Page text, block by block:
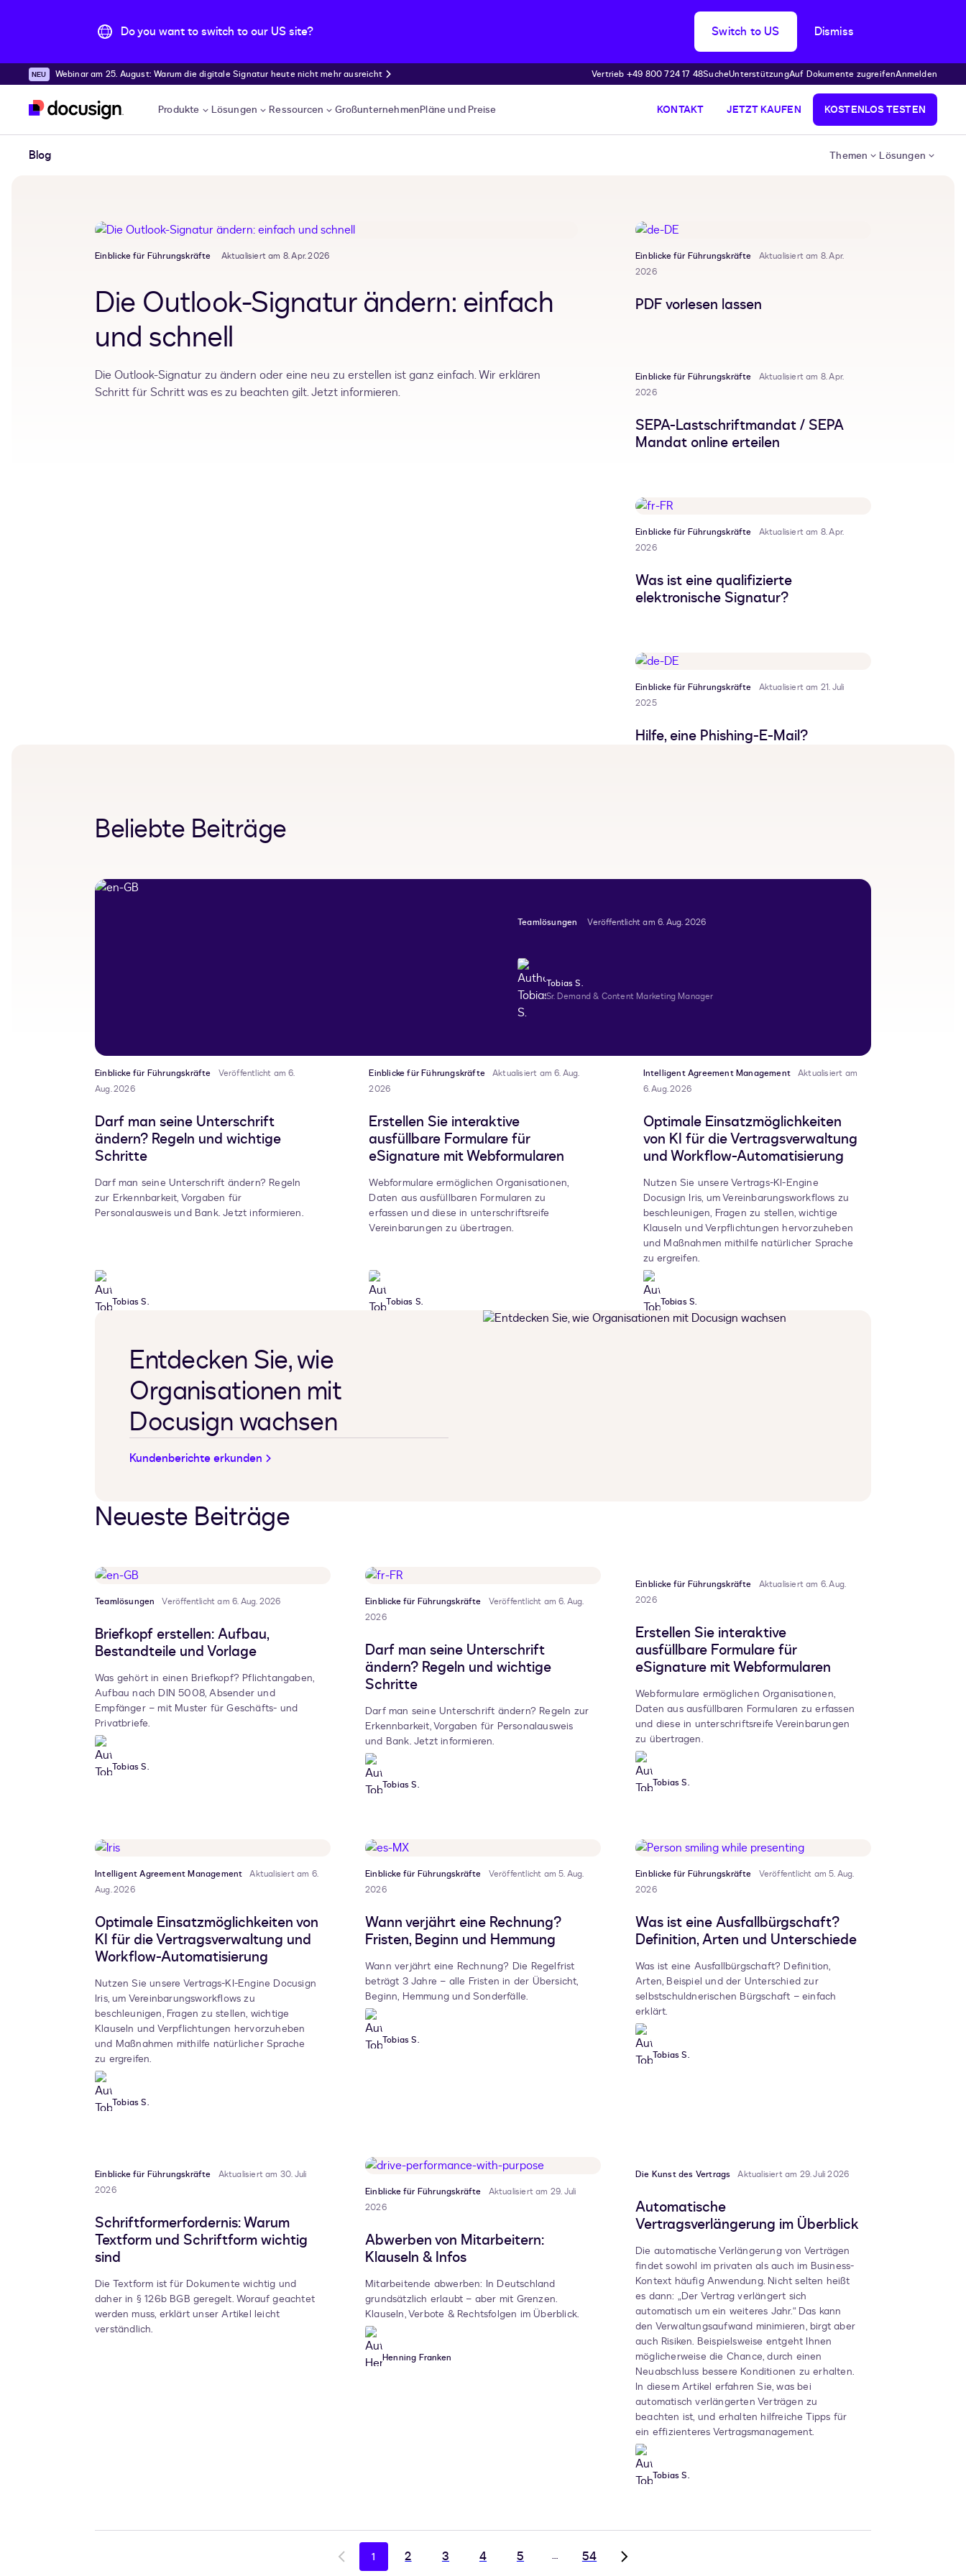
Do you want to switch to our US site? Switch to US Dismiss
Überspringen und weiter zum Hauptinhalt
Webinar am 25. August: Warum die digitale Signatur heute nicht mehr ausreicht Vertrieb +49 800 724 17 48SucheUnterstützungAuf Dokumente zugreifenAnmelden
Produkte Lösungen Ressourcen GroßunternehmenPläne und Preise KONTAKT JETZT KAUFEN KOSTENLOS TESTEN
Blog Themen Lösungen
Einblicke für Führungskräfte Aktualisiert am 8. Apr. 2026
Die Outlook-Signatur ändern: einfach
und schnell
Die Outlook-Signatur zu ändern oder eine neu zu erstellen ist ganz einfach. Wir erklären
Schritt für Schritt was es zu beachten gilt. Jetzt informieren.
Einblicke für Führungskräfte
Aktualisiert am 8. Apr.
2026
PDF vorlesen lassen
Einblicke für Führungskräfte
Aktualisiert am 8. Apr.
2026
SEPA-Lastschriftmandat / SEPA
Mandat online erteilen
Einblicke für Führungskräfte
Aktualisiert am 8. Apr.
2026
Was ist eine qualifizierte
elektronische Signatur?
Einblicke für Führungskräfte
Aktualisiert am 21. Juli
2025
Hilfe, eine Phishing-E-Mail?
Beliebte Beiträge
Teamlösungen Veröffentlicht am 6. Aug. 2026
Tobias S.
Sr. Demand & Content Marketing Manager
Einblicke für Führungskräfte
Veröffentlicht am 6.
Aug. 2026
Darf man seine Unterschrift
ändern? Regeln und wichtige
Schritte
Darf man seine Unterschrift ändern? Regeln
zur Erkennbarkeit, Vorgaben für
Personalausweis und Bank. Jetzt informieren.
Tobias S.
Einblicke für Führungskräfte
Aktualisiert am 6. Aug.
2026
Erstellen Sie interaktive
ausfüllbare Formulare für
eSignature mit Webformularen
Webformulare ermöglichen Organisationen,
Daten aus ausfüllbaren Formularen zu
erfassen und diese in unterschriftsreife
Vereinbarungen zu übertragen.
Tobias S.
Intelligent Agreement Management
Aktualisiert am
6. Aug. 2026
Optimale Einsatzmöglichkeiten
von KI für die Vertragsverwaltung
und Workflow-Automatisierung
Nutzen Sie unsere Vertrags-KI-Engine
Docusign Iris, um Vereinbarungsworkflows zu
beschleunigen, Fragen zu stellen, wichtige
Klauseln und Verpflichtungen hervorzuheben
und Maßnahmen mithilfe natürlicher Sprache
zu ergreifen.
Tobias S.
Entdecken Sie, wie
Organisationen mit
Docusign wachsen
Kundenberichte erkunden
Neueste Beiträge
Teamlösungen Veröffentlicht am 6. Aug. 2026
Briefkopf erstellen: Aufbau,
Bestandteile und Vorlage
Was gehört in einen Briefkopf? Pflichtangaben,
Aufbau nach DIN 5008, Absender und
Empfänger – mit Muster für Geschäfts- und
Privatbriefe.
Tobias S.
Einblicke für Führungskräfte
Veröffentlicht am 6. Aug.
2026
Darf man seine Unterschrift
ändern? Regeln und wichtige
Schritte
Darf man seine Unterschrift ändern? Regeln zur
Erkennbarkeit, Vorgaben für Personalausweis
und Bank. Jetzt informieren.
Tobias S.
Einblicke für Führungskräfte
Aktualisiert am 6. Aug.
2026
Erstellen Sie interaktive
ausfüllbare Formulare für
eSignature mit Webformularen
Webformulare ermöglichen Organisationen,
Daten aus ausfüllbaren Formularen zu erfassen
und diese in unterschriftsreife Vereinbarungen
zu übertragen.
Tobias S.
Intelligent Agreement Management
Aktualisiert am 6.
Aug. 2026
Optimale Einsatzmöglichkeiten von
KI für die Vertragsverwaltung und
Workflow-Automatisierung
Nutzen Sie unsere Vertrags-KI-Engine Docusign
Iris, um Vereinbarungsworkflows zu
beschleunigen, Fragen zu stellen, wichtige
Klauseln und Verpflichtungen hervorzuheben
und Maßnahmen mithilfe natürlicher Sprache
zu ergreifen.
Tobias S.
Einblicke für Führungskräfte
Veröffentlicht am 5. Aug.
2026
Wann verjährt eine Rechnung?
Fristen, Beginn und Hemmung
Wann verjährt eine Rechnung? Die Regelfrist
beträgt 3 Jahre – alle Fristen in der Übersicht,
Beginn, Hemmung und Sonderfälle.
Tobias S.
Einblicke für Führungskräfte
Veröffentlicht am 5. Aug.
2026
Was ist eine Ausfallbürgschaft?
Definition, Arten und Unterschiede
Was ist eine Ausfallbürgschaft? Definition,
Arten, Beispiel und der Unterschied zur
selbstschuldnerischen Bürgschaft – einfach
erklärt.
Tobias S.
Einblicke für Führungskräfte
Aktualisiert am 30. Juli
2026
Schriftformerfordernis: Warum
Textform und Schriftform wichtig
sind
Die Textform ist für Dokumente wichtig und
daher in § 126b BGB geregelt. Worauf geachtet
werden muss, erklärt unser Artikel leicht
verständlich.
Einblicke für Führungskräfte
Aktualisiert am 29. Juli
2026
Abwerben von Mitarbeitern:
Klauseln & Infos
Mitarbeitende abwerben: In Deutschland
grundsätzlich erlaubt – aber mit Grenzen.
Klauseln, Verbote & Rechtsfolgen im Überblick.
Henning Franken
Die Kunst des Vertrags Aktualisiert am 29. Juli 2026
Automatische
Vertragsverlängerung im Überblick
Die automatische Verlängerung von Verträgen
findet sowohl im privaten als auch im Business-
Kontext häufig Anwendung. Nicht selten heißt
es dann: „Der Vertrag verlängert sich
automatisch um ein weiteres Jahr.“ Das kann
den Verwaltungsaufwand minimieren, birgt aber
auch Risiken. Beispielsweise entgeht Ihnen
möglicherweise die Chance, durch einen
Neuabschluss bessere Konditionen zu erhalten.
In diesem Artikel erfahren Sie, was bei
automatisch verlängerten Verträgen zu
beachten ist, und erhalten hilfreiche Tipps für
ein effizienteres Vertragsmanagement.
Tobias S.
Go
1 2 3 4 5 … 54
Go